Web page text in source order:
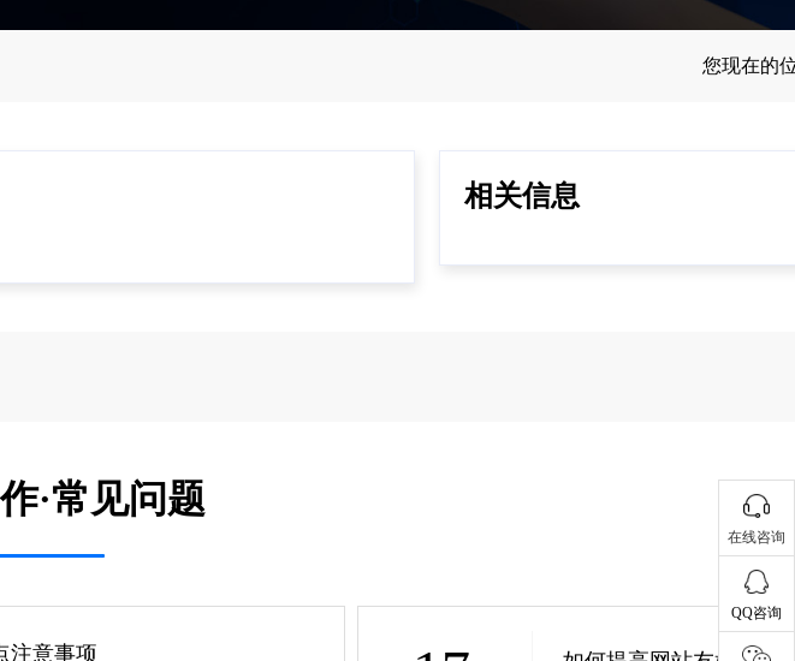
您现在的
相关信息
·常见问题
注意事项
在线咨询
QQ咨询